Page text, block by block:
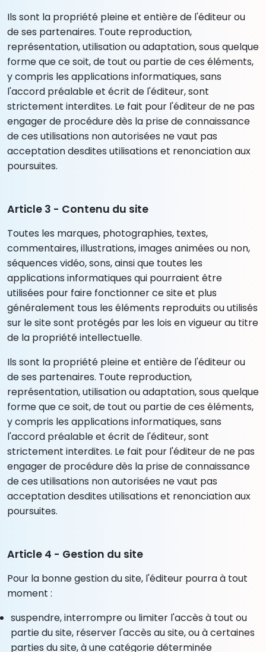
Ils sont la propriété pleine et entière de l'éditeur ou
de ses partenaires. Toute reproduction,
représentation, utilisation ou adaptation, sous quelque
forme que ce soit, de tout ou partie de ces éléments,
y compris les applications informatiques, sans
l'accord préalable et écrit de l'éditeur, sont
strictement interdites. Le fait pour l'éditeur de ne pas
engager de procédure dès la prise de connaissance
de ces utilisations non autorisées ne vaut pas
acceptation desdites utilisations et renonciation aux
poursuites.
Article 3 - Contenu du site
Toutes les marques, photographies, textes,
commentaires, illustrations, images animées ou non,
séquences vidéo, sons, ainsi que toutes les
applications informatiques qui pourraient être
utilisées pour faire fonctionner ce site et plus
généralement tous les éléments reproduits ou utilisés
sur le site sont protégés par les lois en vigueur au titre
de la propriété intellectuelle.
Ils sont la propriété pleine et entière de l'éditeur ou
de ses partenaires. Toute reproduction,
représentation, utilisation ou adaptation, sous quelque
forme que ce soit, de tout ou partie de ces éléments,
y compris les applications informatiques, sans
l'accord préalable et écrit de l'éditeur, sont
strictement interdites. Le fait pour l'éditeur de ne pas
engager de procédure dès la prise de connaissance
de ces utilisations non autorisées ne vaut pas
acceptation desdites utilisations et renonciation aux
poursuites.
Article 4 - Gestion du site
Pour la bonne gestion du site, l'éditeur pourra à tout
moment :
suspendre, interrompre ou limiter l'accès à tout ou
partie du site, réserver l'accès au site, ou à certaines
parties du site, à une catégorie déterminée